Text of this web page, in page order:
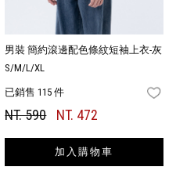
FAVORITES
男裝 簡約滾邊配色條紋短袖上衣-灰
S/M/L/XL
已銷售 115 件
NT. 590 NT. 472
加入購物車